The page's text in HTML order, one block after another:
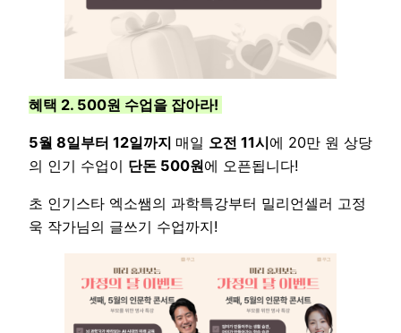
혜택 2. 500원 수업을 잡아라!
5월 8일부터 12일까지 매일 오전 11시에 20만 원 상당
의 인기 수업이 단돈 500원에 오픈됩니다!
초 인기스타 엑소쌤의 과학특강부터 밀리언셀러 고정
욱 작가님의 글쓰기 수업까지!